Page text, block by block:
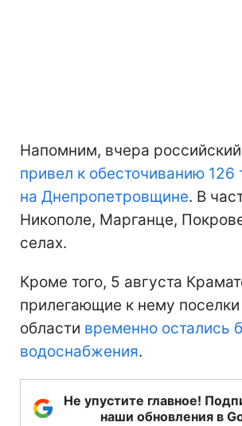
Напомним, вчера
привел к обесточиванию 126
на Днепропетровщине. В
Никополе, Марганце,
селах.
Кроме того, 5 августа
прилегающие к нему
области временно остались
водоснабжения.
Не упустите главное!
наши обновления в